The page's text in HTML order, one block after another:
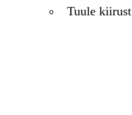
Tuule kiirust